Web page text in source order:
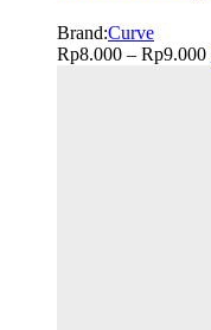
Brand:Curve
Rp8.000 – Rp9.000